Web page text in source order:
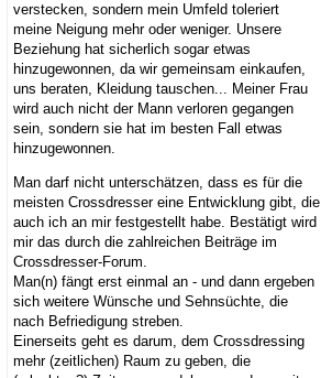
verstecken, sondern mein Umfeld toleriert
meine Neigung mehr oder weniger. Unsere
Beziehung hat sicherlich sogar etwas
hinzugewonnen, da wir gemeinsam einkaufen,
uns beraten, Kleidung tauschen... Meiner Frau
wird auch nicht der Mann verloren gegangen
sein, sondern sie hat im besten Fall etwas
hinzugewonnen.
Man darf nicht unterschätzen, dass es für die
meisten Crossdresser eine Entwicklung gibt, die
auch ich an mir festgestellt habe. Bestätigt wird
mir das durch die zahlreichen Beiträge im
Crossdresser-Forum.
Man(n) fängt erst einmal an - und dann ergeben
sich weitere Wünsche und Sehnsüchte, die
nach Befriedigung streben.
Einerseits geht es darum, dem Crossdressing
mehr (zeitlichen) Raum zu geben, die